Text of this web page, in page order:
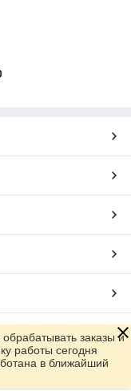
заказы и
работы сегодня
в ближайший